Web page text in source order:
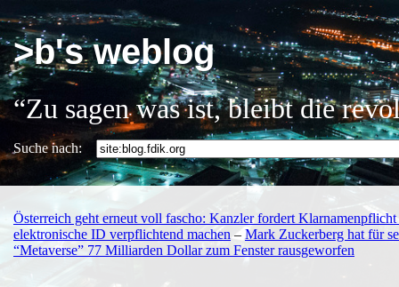
>b's weblog
“Zu sagen was ist, bleibt die
Suche nach:
Österreich geht erneut voll fascho: Kanzler fordert
elektronische ID verpflichtend machen– Mark Zuckerberg hat für
“Metaverse” 77 Milliarden Dollar zum Fenster rausgeworfen